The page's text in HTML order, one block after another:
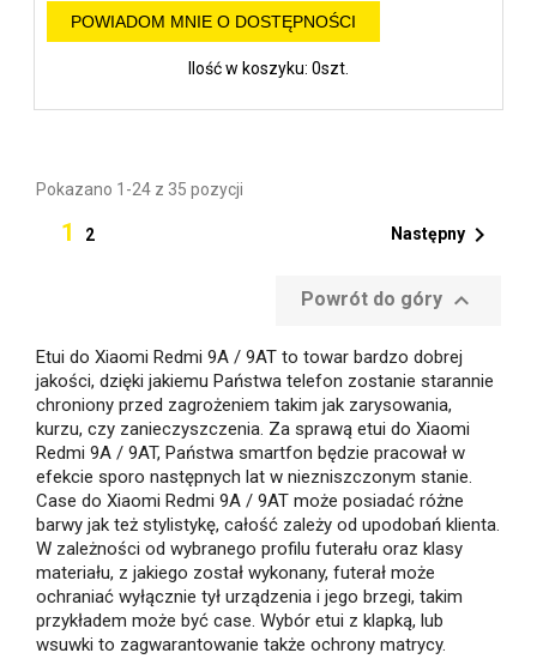
POWIADOM MNIE O DOSTĘPNOŚCI
Ilość w koszyku: 0szt.
Pokazano 1-24 z 35 pozycji
1 2 Następny 
Powrót do góry 
Etui do Xiaomi Redmi 9A / 9AT to towar bardzo dobrej
jakości, dzięki jakiemu Państwa telefon zostanie starannie
chroniony przed zagrożeniem takim jak zarysowania,
kurzu, czy zanieczyszczenia. Za sprawą etui do Xiaomi
Redmi 9A / 9AT, Państwa smartfon będzie pracował w
efekcie sporo następnych lat w niezniszczonym stanie.
Case do Xiaomi Redmi 9A / 9AT może posiadać różne
barwy jak też stylistykę, całość zależy od upodobań klienta.
W zależności od wybranego profilu futerału oraz klasy
materiału, z jakiego został wykonany, futerał może
ochraniać wyłącznie tył urządzenia i jego brzegi, takim
przykładem może być case. Wybór etui z klapką, lub
wsuwki to zagwarantowanie także ochrony matrycy.